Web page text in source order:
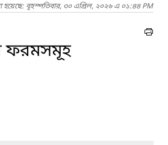
হয়েছে: বৃহস্পতিবার, ৩০ এপ্রিল, ২০২৬ এ ০১:৪৪ PM
ফরমসমূহ